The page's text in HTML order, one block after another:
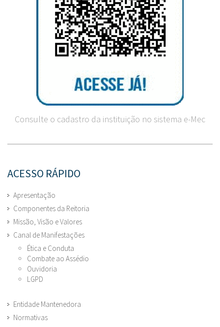
Consulte o cadastro da instituição no sistema e-Mec
ACESSO RÁPIDO
Apresentação
Componentes da Reitoria
Missão, Visão e Valores
Canal de Manifestações
Ética e Conduta
Combate ao Assédio
Ouvidoria
LGPD
Entidade Mantenedora
Normativas